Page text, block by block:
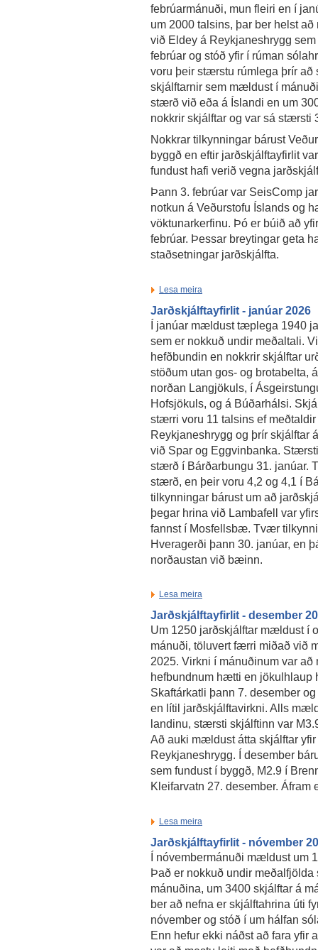
febrúarmánuði, mun fleiri en í
um 2000 talsins, þar ber helst
við Eldey á Reykjaneshrygg
febrúar og stóð yfir í rúman
voru þeir stærstu rúmlega þrír
skjálftarnir sem mældust í
stærð við eða á Íslandi en um
nokkrir skjálftar og var sá stærsti
Nokkrar tilkynningar bárust
byggð en eftir jarðskjálftayfirlit
fundust hafi verið vegna
Þann 3. febrúar var SeisComp
notkun á Veðurstofu Íslands og
vöktunarkerfinu. Þó er búið að
febrúar. Þessar breytingar geta
staðsetningar jarðskjálfta.
Lesa meira
Jarðskjálftayfirlit - janúar 2026
Í janúar mældust tæplega 1940
sem er nokkuð undir meðaltali.
hefðbundin en nokkrir skjálftar
stöðum utan gos- og brotabelta,
norðan Langjökuls, í
Hofsjökuls, og á Búðarhálsi.
stærri voru 11 talsins ef
Reykjaneshrygg og þrír skjálftar
við Spar og Eggvinbanka.
stærð í Bárðarbungu 31. janúar.
stærð, en þeir voru 4,2 og 4,1 í
tilkynningar bárust um að
þegar hrina við Lambafell var
fannst í Mosfellsbæ. Tvær
Hveragerði þann 30. janúar, en
norðaustan við bæinn.
Lesa meira
Jarðskjálftayfirlit - desember
Um 1250 jarðskjálftar mældust í
mánuði, töluvert færri miðað við
2025. Virkni í mánuðinum var að
hefbundnum hætti en jökulhlaup
Skaftárkatli þann 7. desember
en lítil jarðskjálftavirkni. Alls
landinu, stærsti skjálftinn var
Að auki mældust átta skjálftar
Reykjaneshrygg. Í desember
sem fundust í byggð, M2.9 í
Kleifarvatn 27. desember.
Lesa meira
Jarðskjálftayfirlit - nóvember
Í nóvembermánuði mældust um
Það er nokkuð undir meðalfjölda
mánuðina, um 3400 skjálftar á
ber að nefna er skjálftahrina úti
nóvember og stóð í um hálfan
Enn hefur ekki náðst að fara yfir